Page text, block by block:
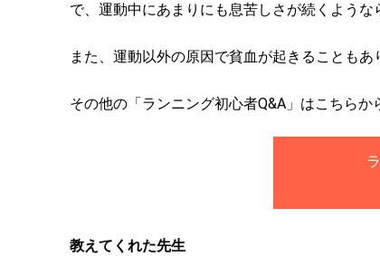
で、運動中にあまりにも息苦しさが続くような
また、運動以外の原因で貧血が起きることも
その他の「ランニング初心者Q&A」はこちらか
教えてくれた先生